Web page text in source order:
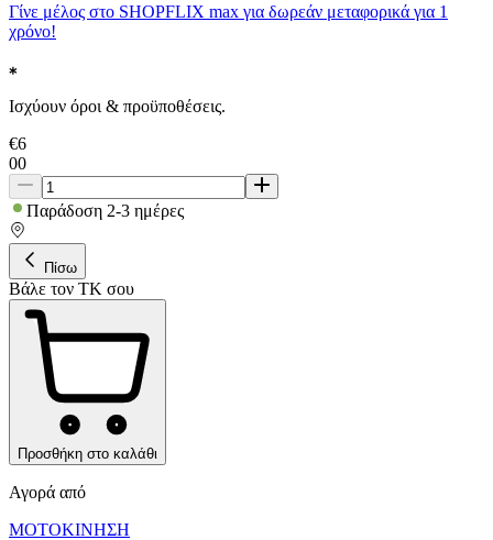
Γίνε μέλος στο SHOPFLIX max για δωρεάν μεταφορικά για 1
χρόνο!
Ισχύουν όροι & προϋποθέσεις.
€6
00
Παράδοση 2-3 ημέρες
Πίσω
Βάλε τον ΤΚ σου
Προσθήκη στο καλάθι
Αγορά από
ΜΟΤΟΚΙΝΗΣΗ